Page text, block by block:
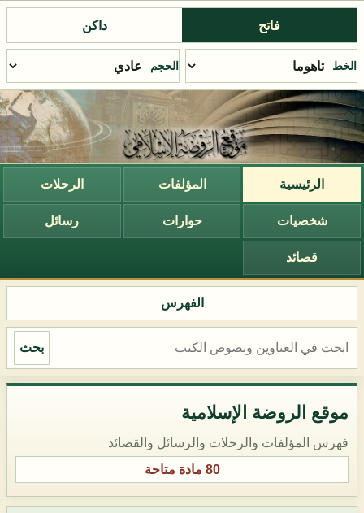
فاتح داكن
الخط الحجم
الرئيسية المؤلفات الرحلات
شخصيات حوارات رسائل
قصائد
الفهرس
بحث
موقع الروضة الإسلامية
فهرس المؤلفات والرحلات والرسائل والقصائد
80 مادة متاحة